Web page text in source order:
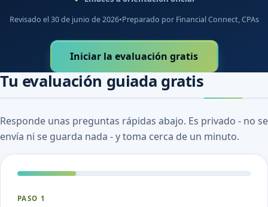
Revisado el 30 de junio de 2026•Preparado por Financial Connect, CPAs
Iniciar la evaluación gratis
Tu evaluación guiada gratis
Responde unas preguntas rápidas abajo. Es privado - no se
envía ni se guarda nada - y toma cerca de un minuto.
PASO 1